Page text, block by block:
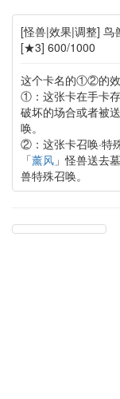
[怪兽|效果|调整] 鸟
[★3] 600/1000
这个卡名的①②的效
①：这张卡在手卡
破坏的场合或者被
唤。
②：这张卡召唤·特
「薰风」怪兽送去
兽特殊召唤。